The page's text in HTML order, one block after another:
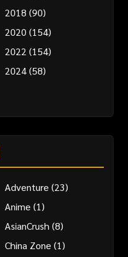
2018 (90)
2020 (154)
2022 (154)
2024(58)
Adventure (23)
Anime (1)
AsianCrush (8)
China Zone (1)